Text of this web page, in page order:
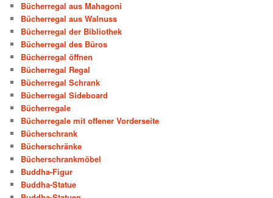
Bücherregal aus Mahagoni
Bücherregal aus Walnuss
Bücherregal der Bibliothek
Bücherregal des Büros
Bücherregal öffnen
Bücherregal Regal
Bücherregal Schrank
Bücherregal Sideboard
Bücherregale
Bücherregale mit offener Vorderseite
Bücherschrank
Bücherschränke
Bücherschrankmöbel
Buddha-Figur
Buddha-Statue